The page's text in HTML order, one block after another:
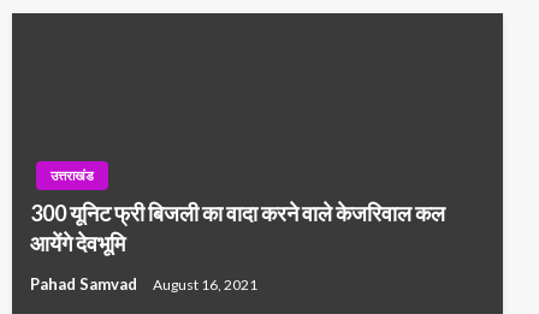
उत्तराखंड
300 यूनिट फ्री बिजली का वादा करने वाले केजरिवाल कल
आयेंगे देवभूमि
Pahad Samvad August 16, 2021